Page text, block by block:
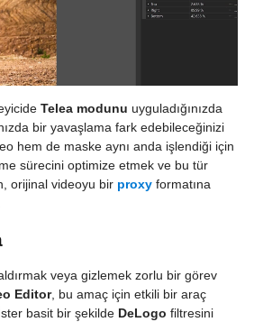
Telea modunu uyguladığınızda
bir yavaşlama fark edebileceğinizi
hem de maske aynı anda işlendiği için
sürecini optimize etmek ve bu tür
orijinal videoyu bir proxy formatına
veya gizlemek zorlu bir görev
Editor, bu amaç için etkili bir araç
basit bir şekilde DeLogo filtresini